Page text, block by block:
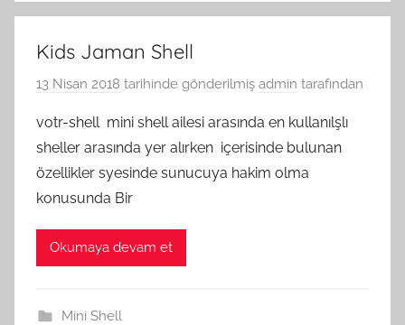
Kids Jaman Shell
13 Nisan 2018 tarihinde gönderilmiş admin tarafından
votr-shell mini shell ailesi arasında en kullanılşlı
sheller arasında yer alırken içerisinde bulunan
özellikler syesinde sunucuya hakim olma
konusunda Bir
Okumaya devam et
Mini Shell